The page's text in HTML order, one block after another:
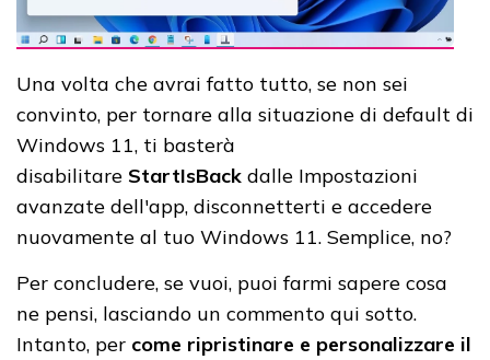
Una volta che avrai fatto tutto, se non sei
convinto, per tornare alla situazione di default di
Windows 11, ti basterà
disabilitare StartIsBack dalle Impostazioni
avanzate dell'app, disconnetterti e accedere
nuovamente al tuo Windows 11. Semplice, no?
Per concludere, se vuoi, puoi farmi sapere cosa
ne pensi, lasciando un commento qui sotto.
Intanto, per come ripristinare e personalizzare il